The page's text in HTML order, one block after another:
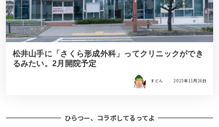
松井山手に「さくら形成外科」ってクリニックができ
るみたい。2月開院予定
すどん 2015年11月26日
ひらつー、コラボしてるってよ